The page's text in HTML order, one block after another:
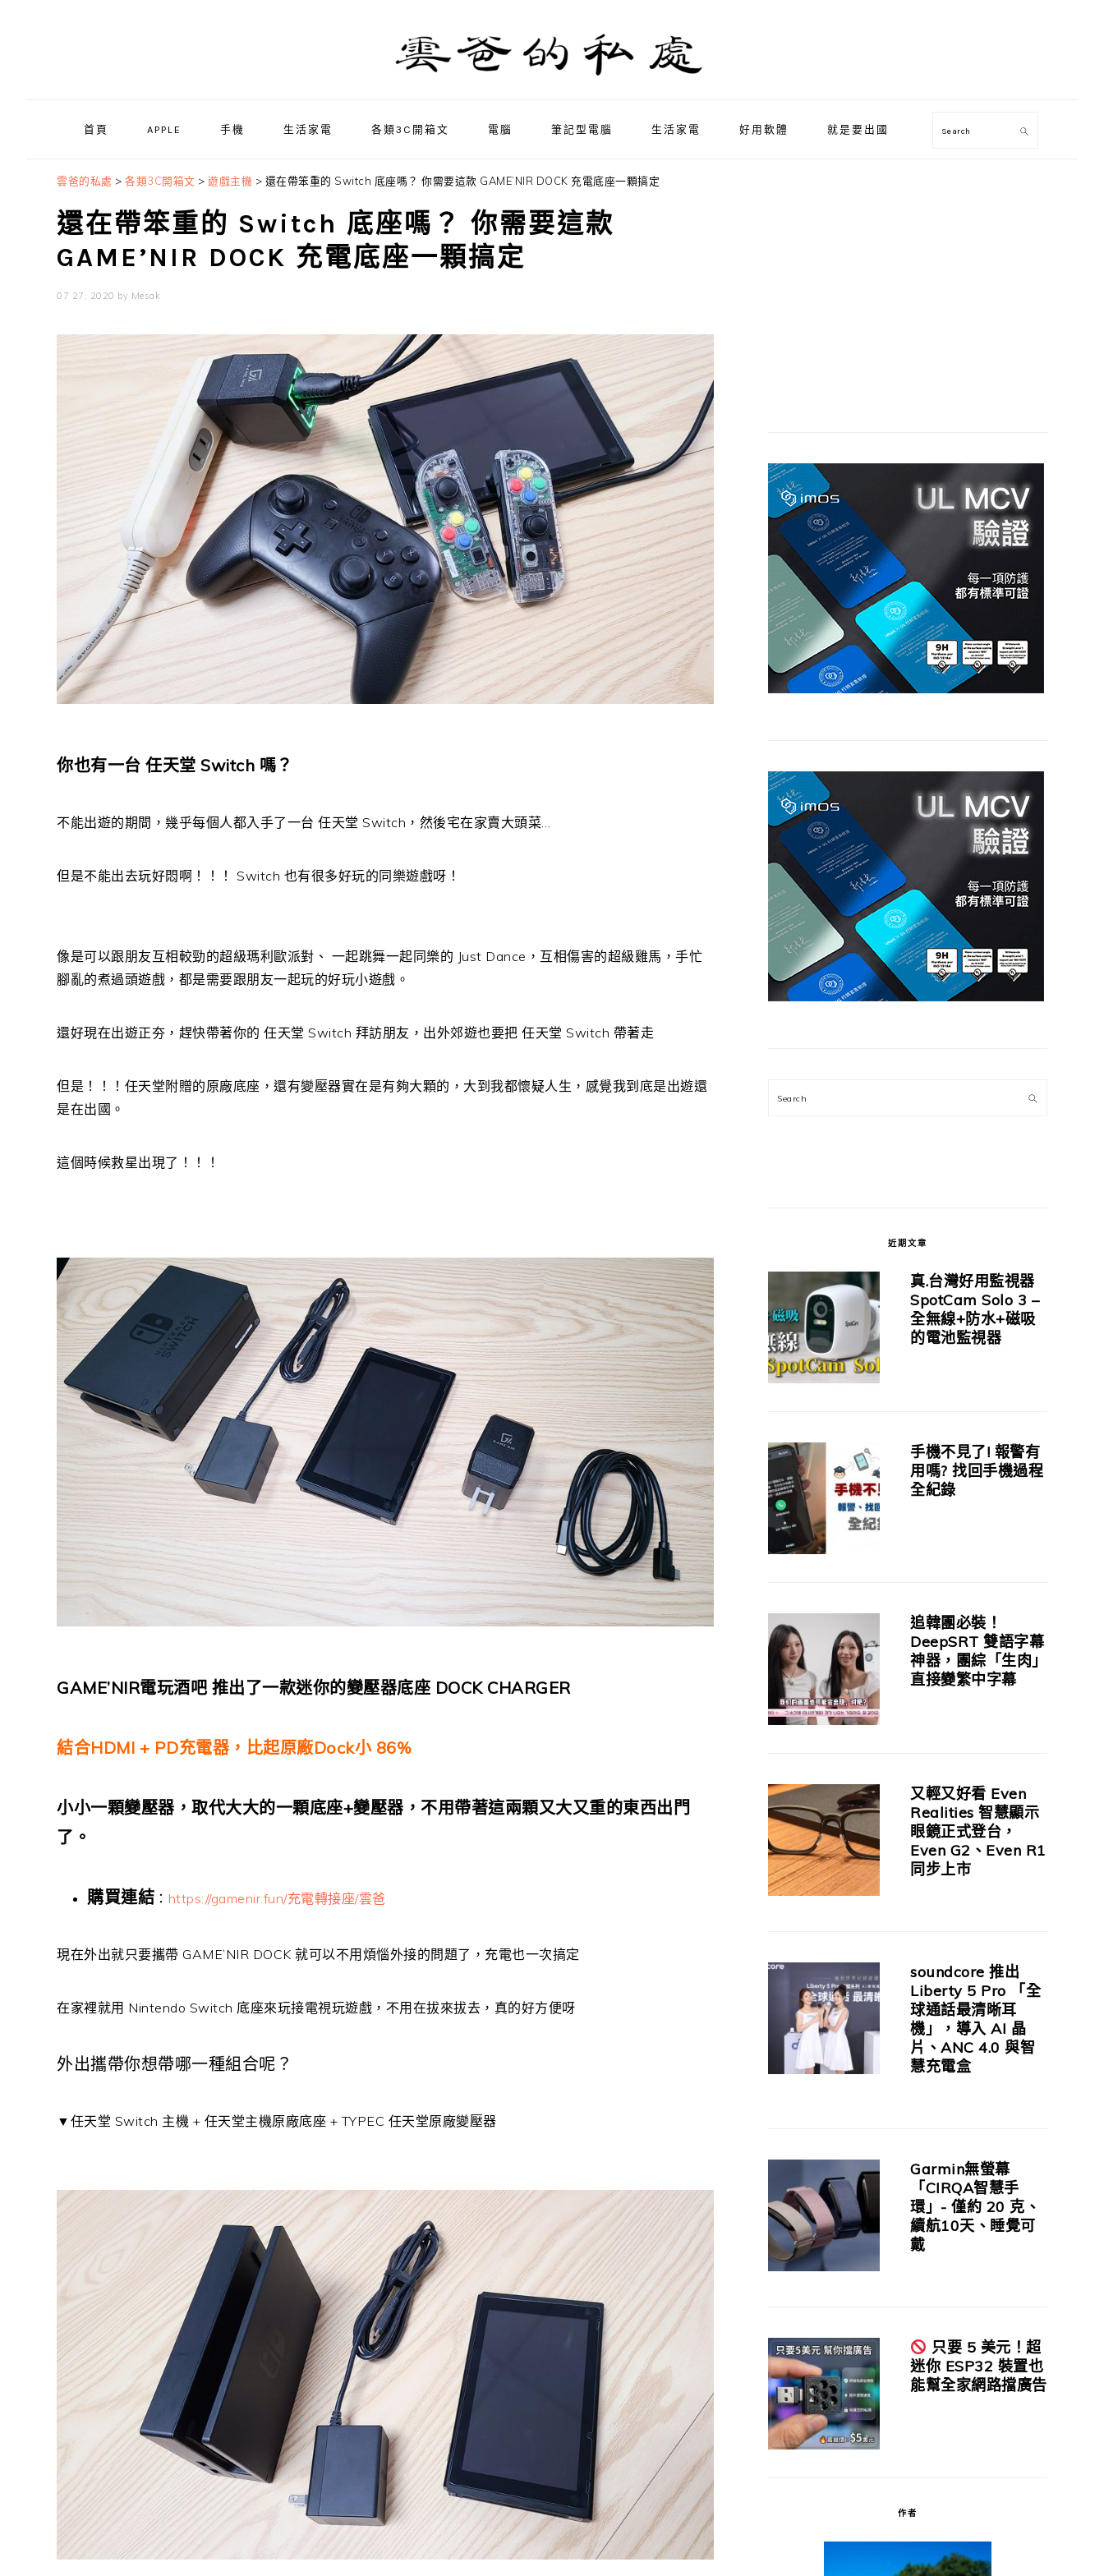
首頁 APPLE 手機 生活家電 各類3C開箱文 電腦 筆記型電腦 生活家電 好用軟體 就是要出國 Search
雲爸的私處 > 各類3C開箱文 > 遊戲主機 > 還在帶笨重的 Switch 底座嗎？ 你需要這款 GAME’NIR DOCK 充電底座一顆搞定
還在帶笨重的 Switch 底座嗎？ 你需要這款
GAME’NIR DOCK 充電底座一顆搞定
07 27, 2020 by Mesak
你也有一台 任天堂 Switch 嗎？
不能出遊的期間，幾乎每個人都入手了一台 任天堂 Switch，然後宅在家賣大頭菜…
但是不能出去玩好悶啊！！！ Switch 也有很多好玩的同樂遊戲呀！
像是可以跟朋友互相較勁的超級瑪利歐派對、 一起跳舞一起同樂的 Just Dance，互相傷害的超級雞馬，手忙
腳亂的煮過頭遊戲，都是需要跟朋友一起玩的好玩小遊戲。
還好現在出遊正夯，趕快帶著你的 任天堂 Switch 拜訪朋友，出外郊遊也要把 任天堂 Switch 帶著走
但是！！！任天堂附贈的原廠底座，還有變壓器實在是有夠大顆的，大到我都懷疑人生，感覺我到底是出遊還
是在出國。
這個時候救星出現了！！！
GAME’NIR電玩酒吧 推出了一款迷你的變壓器底座 DOCK CHARGER
結合HDMI + PD充電器，比起原廠Dock小 86%
小小一顆變壓器，取代大大的一顆底座+變壓器，不用帶著這兩顆又大又重的東西出門
了。
購買連結 ： https://gamenir.fun/充電轉接座/雲爸
現在外出就只要攜帶 GAME’NIR DOCK 就可以不用煩惱外接的問題了，充電也一次搞定
在家裡就用 Nintendo Switch 底座來玩接電視玩遊戲，不用在拔來拔去，真的好方便呀
外出攜帶你想帶哪一種組合呢？
▼任天堂 Switch 主機 + 任天堂主機原廠底座 + TYPEC 任天堂原廠變壓器
Search
近期文章
真.台灣好用監視器
SpotCam Solo 3 –
全無線+防水+磁吸
的電池監視器
手機不見了! 報警有
用嗎? 找回手機過程
全紀錄
追韓團必裝！
DeepSRT 雙語字幕
神器，團綜「生肉」
直接變繁中字幕
又輕又好看 Even
Realities 智慧顯示
眼鏡正式登台，
Even G2、Even R1
同步上市
soundcore 推出
Liberty 5 Pro 「全
球通話最清晰耳
機」，導入 AI 晶
片、ANC 4.0 與智
慧充電盒
Garmin無螢幕
「CIRQA智慧手
環」- 僅約 20 克、
續航10天、睡覺可
戴
只要 5 美元！超
迷你 ESP32 裝置也
能幫全家網路擋廣告
作者